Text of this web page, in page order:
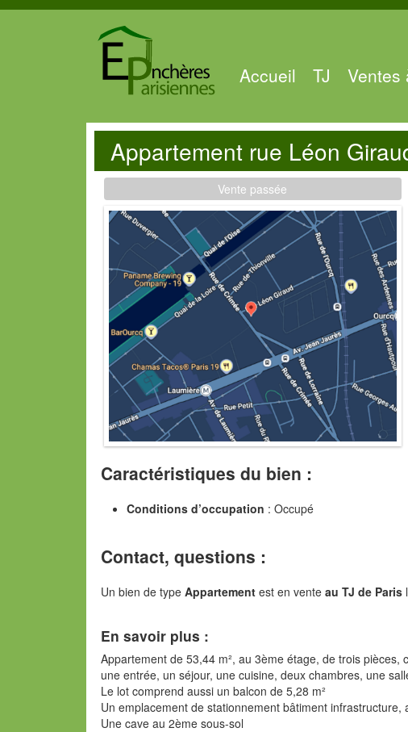
Accueil TJ Ventes
Appartement rue Léon
Vente passée
Caractéristiques du bien :
Conditions d’occupation : Occupé
Contact, questions :
Un bien de type Appartement est en vente au TJ de Paris
En savoir plus :
Appartement de 53,44 m², au 3ème étage, de trois pièces,
une entrée, un séjour, une cuisine, deux chambres, une
Le lot comprend aussi un balcon de 5,28 m²
Un emplacement de stationnement bâtiment infrastructure,
Une cave au 2ème sous-sol